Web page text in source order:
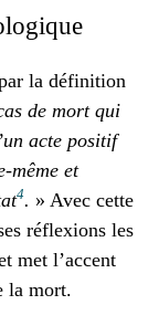
la définition
de mort qui
acte positif
même et
4. » Avec cette
réflexions les
met l’accent
la mort.